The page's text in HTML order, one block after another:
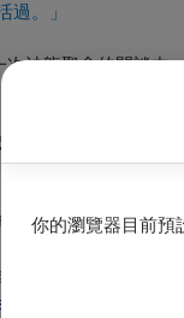
你的瀏覽器目前預
過。」
次沙龍聚會的閒談中
人在遠離塵囂的地
己的過去無法被對
「燕子」般，短暫
以細膩如絲的旋律
《托斯卡》的劇烈
version）**
呈現，